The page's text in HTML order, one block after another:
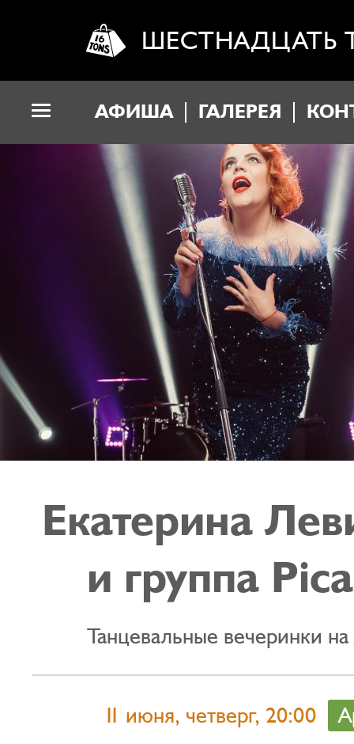
ШЕСТНАДЦАТЬ
АФИША ГАЛЕРЕЯ
Екатерина
и группа
Танцевальные вечеринки
11 июня, четверг, 20:00